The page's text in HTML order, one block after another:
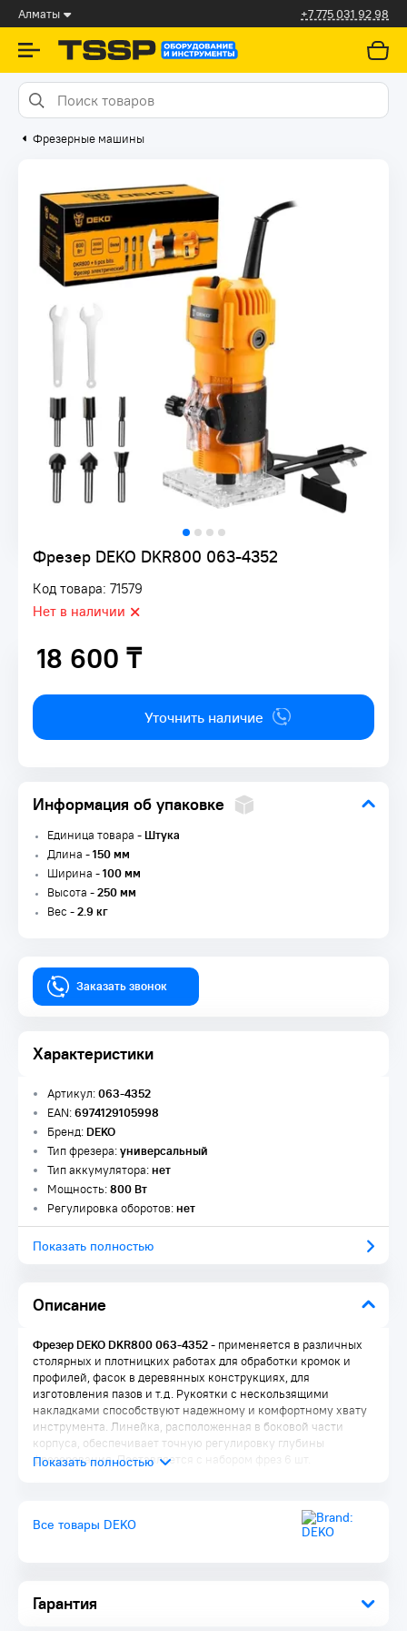
Алматы +7 775 031 92 98
Фрезерные машины
Фрезер DEKO DKR800 063-4352
Код товара: 71579
Нет в наличии
18 600 ₸
18 600 ₸
Уточнить наличие
Информация об упаковке
Единица товара -Штука
Длина -150 мм
Ширина -100 мм
Высота -250 мм
Вес -2.9 кг
Заказать звонок
Характеристики
Описание
Гарантия
Артикул:063-4352
EAN:6974129105998
Бренд:DEKO
Тип фрезера:универсальный
Тип аккумулятора:нет
Мощность:800 Вт
Регулировка оборотов:нет
Показать полностью
Фрезер DEKO DKR800 063-4352- применяется в различных
столярных и плотницких работах для обработки кромок и
профилей, фасок в деревянных конструкциях, для
изготовления пазов и т.д. Рукоятки с нескользящими
накладками способствуют надежному и комфортному хвату
инструмента. Линейка, расположенная в боковой части
корпуса, обеспечивает точную регулировку глубины
фрезерования. Поставляется с набором фрез 6 шт.
Обрезиненные рукоятки для комфортного захвата
Благодаря вентиляционным отверстиям избыток тепла
Комплектация:
Все товары DEKO